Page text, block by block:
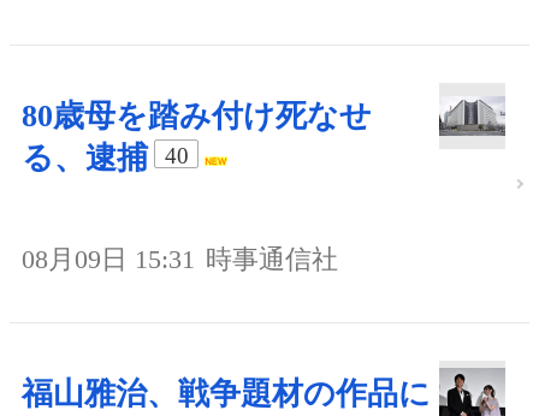
80歳母を踏み付け死なせ
る、逮捕
40
08月09日 15:31 時事通信社
福山雅治、戦争題材の作品に